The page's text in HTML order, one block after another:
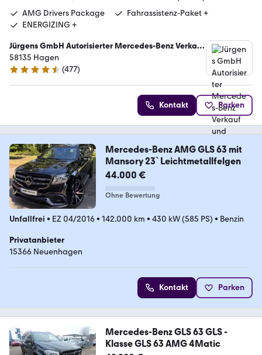
AMG Drivers Package
Fahrassistenz-Paket +
ENERGIZING +
Jürgens GmbH Autorisierter Mercedes-Benz Verkauf
und Service
58135 Hagen
4.5 Sterne
(477)
Kontakt Parken
Mercedes-Benz AMG GLS 63 mit
Mansory 23` Leichtmetallfelgen
44.000 €
Ohne Bewertung
Unfallfrei • EZ 04/2016• 142.000 km • 430 kW (585 PS) • Benzin
Privatanbieter
15366 Neuenhagen
Kontakt Parken
Mercedes-Benz GLS 63 GLS -
Klasse GLS 63 AMG 4Matic